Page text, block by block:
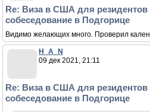
Re: Виза в США для резидентов
собеседование в Подгорице
Видимо желающих много. Проверил
H_A_N
09 дек 2021, 21:11
Re: Виза в США для резидентов
собеседование в Подгорице